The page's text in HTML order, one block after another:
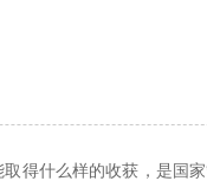
得什么样的收获，是国